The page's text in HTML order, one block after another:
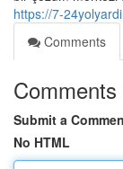
https://7-
Comments
Comments
Submit a
No HTML